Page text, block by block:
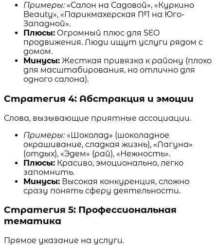
Примеры:«Салон на Садовой», «Куркино
Beauty», «Парикмахерская №1 на Юго-
Западной».
Плюсы: Огромный плюс для SEO
продвижения. Люди ищут услуги рядом с
домом.
Минусы: Жесткая привязка к району (плохо
для масштабирования, но отлично для
одного салона).
Стратегия 4: Абстракция и эмоции
Слова, вызывающие приятные ассоциации.
Примеры:«Шоколад» (шоколадное
окрашивание, сладкая жизнь), «Лагуна»
(отдых), «Эдем» (рай), «Нежность».
Плюсы: Красиво, эмоционально, легко
запомнить.
Минусы: Высокая конкуренция, сложно
сразу понять сферу деятельности.
Стратегия 5: Профессиональная
тематика
Прямое указание на услуги.